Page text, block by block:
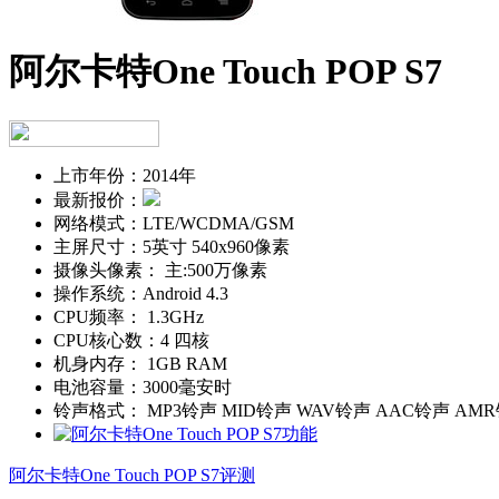
阿尔卡特One Touch POP S7
上市年份： 2014年
最新报价：
网络模式： LTE/WCDMA/GSM
主屏尺寸： 5英寸 540x960像素
摄像头像素：
主:500万像素
操作系统： Android 4.3
CPU频率：
1.3GHz
CPU核心数： 4 四核
机身内存：
1GB RAM
电池容量： 3000毫安时
铃声格式：
MP3铃声 MID铃声 WAV铃声 AAC铃声
阿尔卡特One Touch POP S7评测